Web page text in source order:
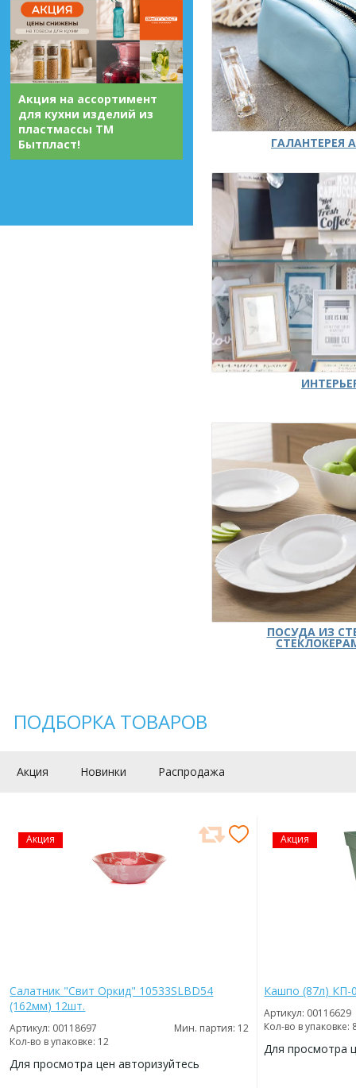
Акция на ассортимент
для кухни изделий из
пластмассы ТМ
Бытпласт!
ГАЛАНТЕРЕЯ
ПОСУДА ИЗ
ПОДБОРКА ТОВАРОВ
Акция Новинки Распродажа
Акция
Салатник "Свит Оркид" 10533SLBD54
(162мм) 12шт.
Артикул: 00118697
Мин. партия: 12
Кол-во в упаковке: 12
Для просмотра цен авторизуйтесь
Акция
Кашпо (87л) КП-
Артикул: 00116629
Кол-во в упаковке:
Для просмотра